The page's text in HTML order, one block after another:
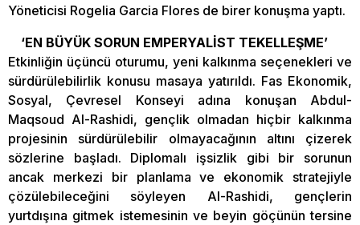
Yöneticisi Rogelia Garcia Flores de birer konuşma yaptı.
‘EN BÜYÜK SORUN EMPERYALİST TEKELLEŞME’
Etkinliğin üçüncü oturumu, yeni kalkınma seçenekleri ve
sürdürülebilirlik konusu masaya yatırıldı. Fas Ekonomik,
Sosyal, Çevresel Konseyi adına konuşan Abdul-
Maqsoud Al-Rashidi, gençlik olmadan hiçbir kalkınma
projesinin sürdürülebilir olmayacağının altını çizerek
sözlerine başladı. Diplomalı işsizlik gibi bir sorunun
ancak merkezi bir planlama ve ekonomik stratejiyle
çözülebileceğini söyleyen Al-Rashidi, gençlerin
yurtdışına gitmek istemesinin ve beyin göçünün tersine